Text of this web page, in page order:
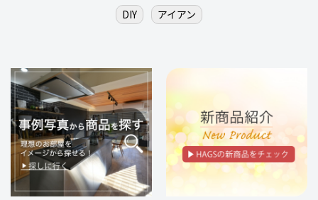
DIY
アイアン